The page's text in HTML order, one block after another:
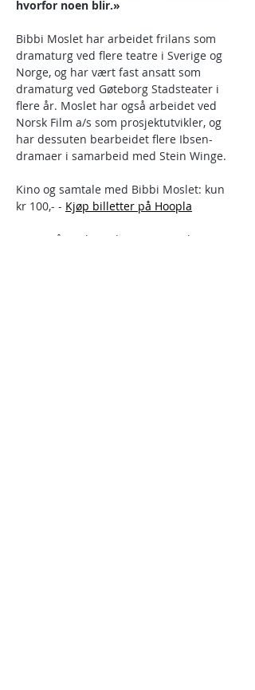
hvorfor noen blir.»
Bibbi Moslet har arbeidet frilans som
dramaturg ved flere teatre i Sverige og
Norge, og har vært fast ansatt som
dramaturg ved Gøteborg Stadsteater i
flere år. Moslet har også arbeidet ved
Norsk Film a/s som prosjektutvikler, og
har dessuten bearbeidet flere Ibsen-
dramaer i samarbeid med Stein Winge.
Kino og samtale med Bibbi Moslet: kun
kr 100,- - Kjøp billetter på Hoopla
Nyt også et glass i baren og opplev